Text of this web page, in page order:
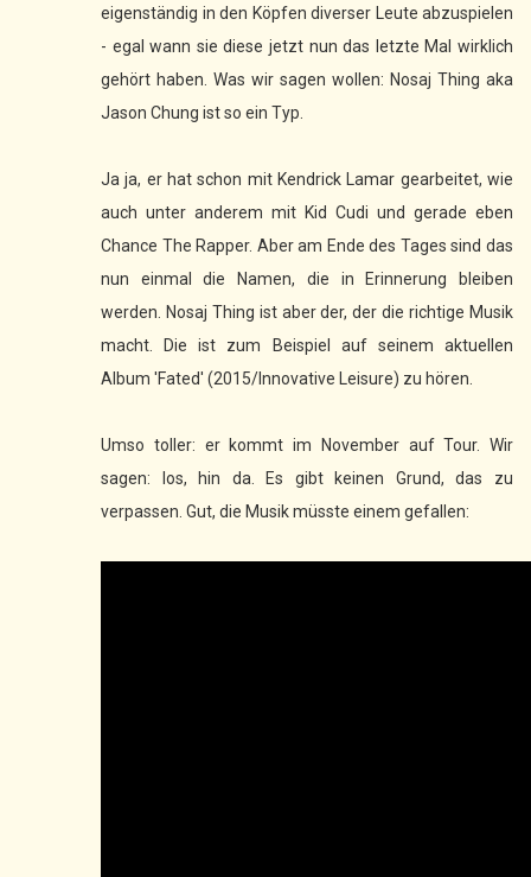
eigenständig in den Köpfen diverser Leute abzuspielen
- egal wann sie diese jetzt nun das letzte Mal wirklich
gehört haben. Was wir sagen wollen: Nosaj Thing aka
Jason Chung ist so ein Typ.
Ja ja, er hat schon mit Kendrick Lamar gearbeitet, wie
auch unter anderem mit Kid Cudi und gerade eben
Chance The Rapper. Aber am Ende des Tages sind das
nun einmal die Namen, die in Erinnerung bleiben
werden. Nosaj Thing ist aber der, der die richtige Musik
macht. Die ist zum Beispiel auf seinem aktuellen
Album 'Fated' (2015/Innovative Leisure) zu hören.
Umso toller: er kommt im November auf Tour. Wir
sagen: los, hin da. Es gibt keinen Grund, das zu
verpassen. Gut, die Musik müsste einem gefallen: